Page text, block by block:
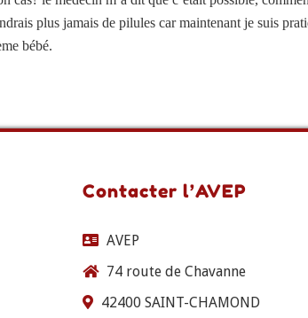
plus jamais de pilules car maintenant je suis
bébé.
Contacter l’AVEP
AVEP
74 route de Chavanne
42400 SAINT-CHAMOND